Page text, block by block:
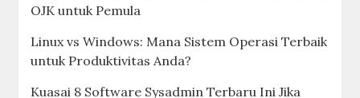
OJK untuk Pemula
Linux vs Windows: Mana Sistem Operasi Terbaik
untuk Produktivitas Anda?
Kuasai 8 Software Sysadmin Terbaru Ini Jika